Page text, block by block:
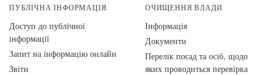
ПУБЛІЧНА ІНФОРМАЦІЯ
Доступ до публічної
інформації
Запит на інформацію онлайн
Звіти
ОЧИЩЕННЯ ВЛАДИ
Інформація
Документи
Перелік посад та осіб, щодо
яких проводиться перевірка